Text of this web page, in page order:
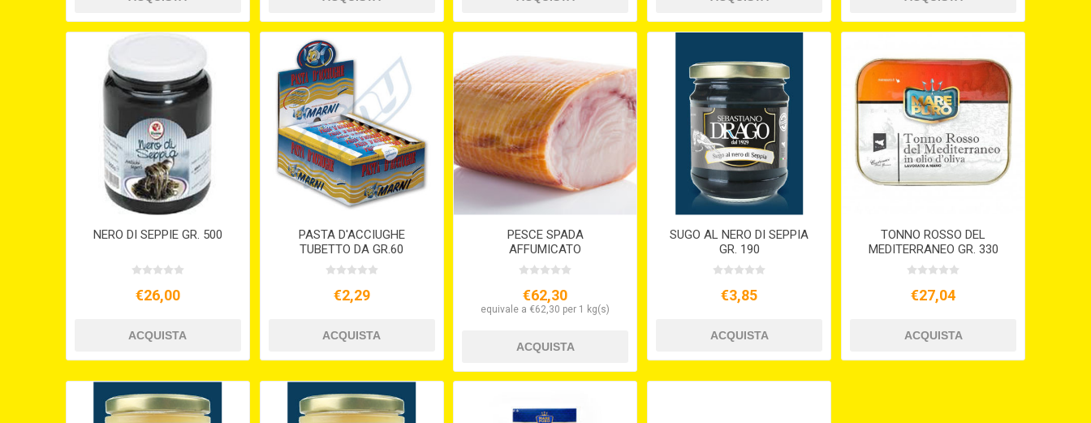
NERO DI SEPPIE GR. 500
€26,00
PASTA D'ACCIUGHE
TUBETTO DA GR.60
€2,29
PESCE SPADA
AFFUMICATO
€62,30
equivale a €62,30 per 1 kg(s)
SUGO AL NERO DI SEPPIA
GR. 190
€3,85
TONNO ROSSO DEL
MEDITERRANEO GR. 330
€27,04